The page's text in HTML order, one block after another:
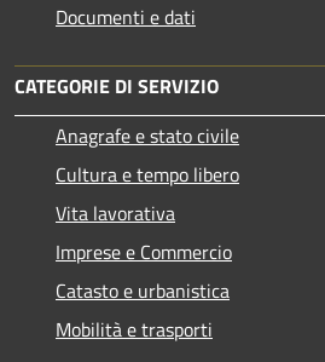
Documenti e dati
CATEGORIE DI SERVIZIO
Anagrafe e stato civile
Cultura e tempo libero
Vita lavorativa
Imprese e Commercio
Catasto e urbanistica
Mobilità e trasporti